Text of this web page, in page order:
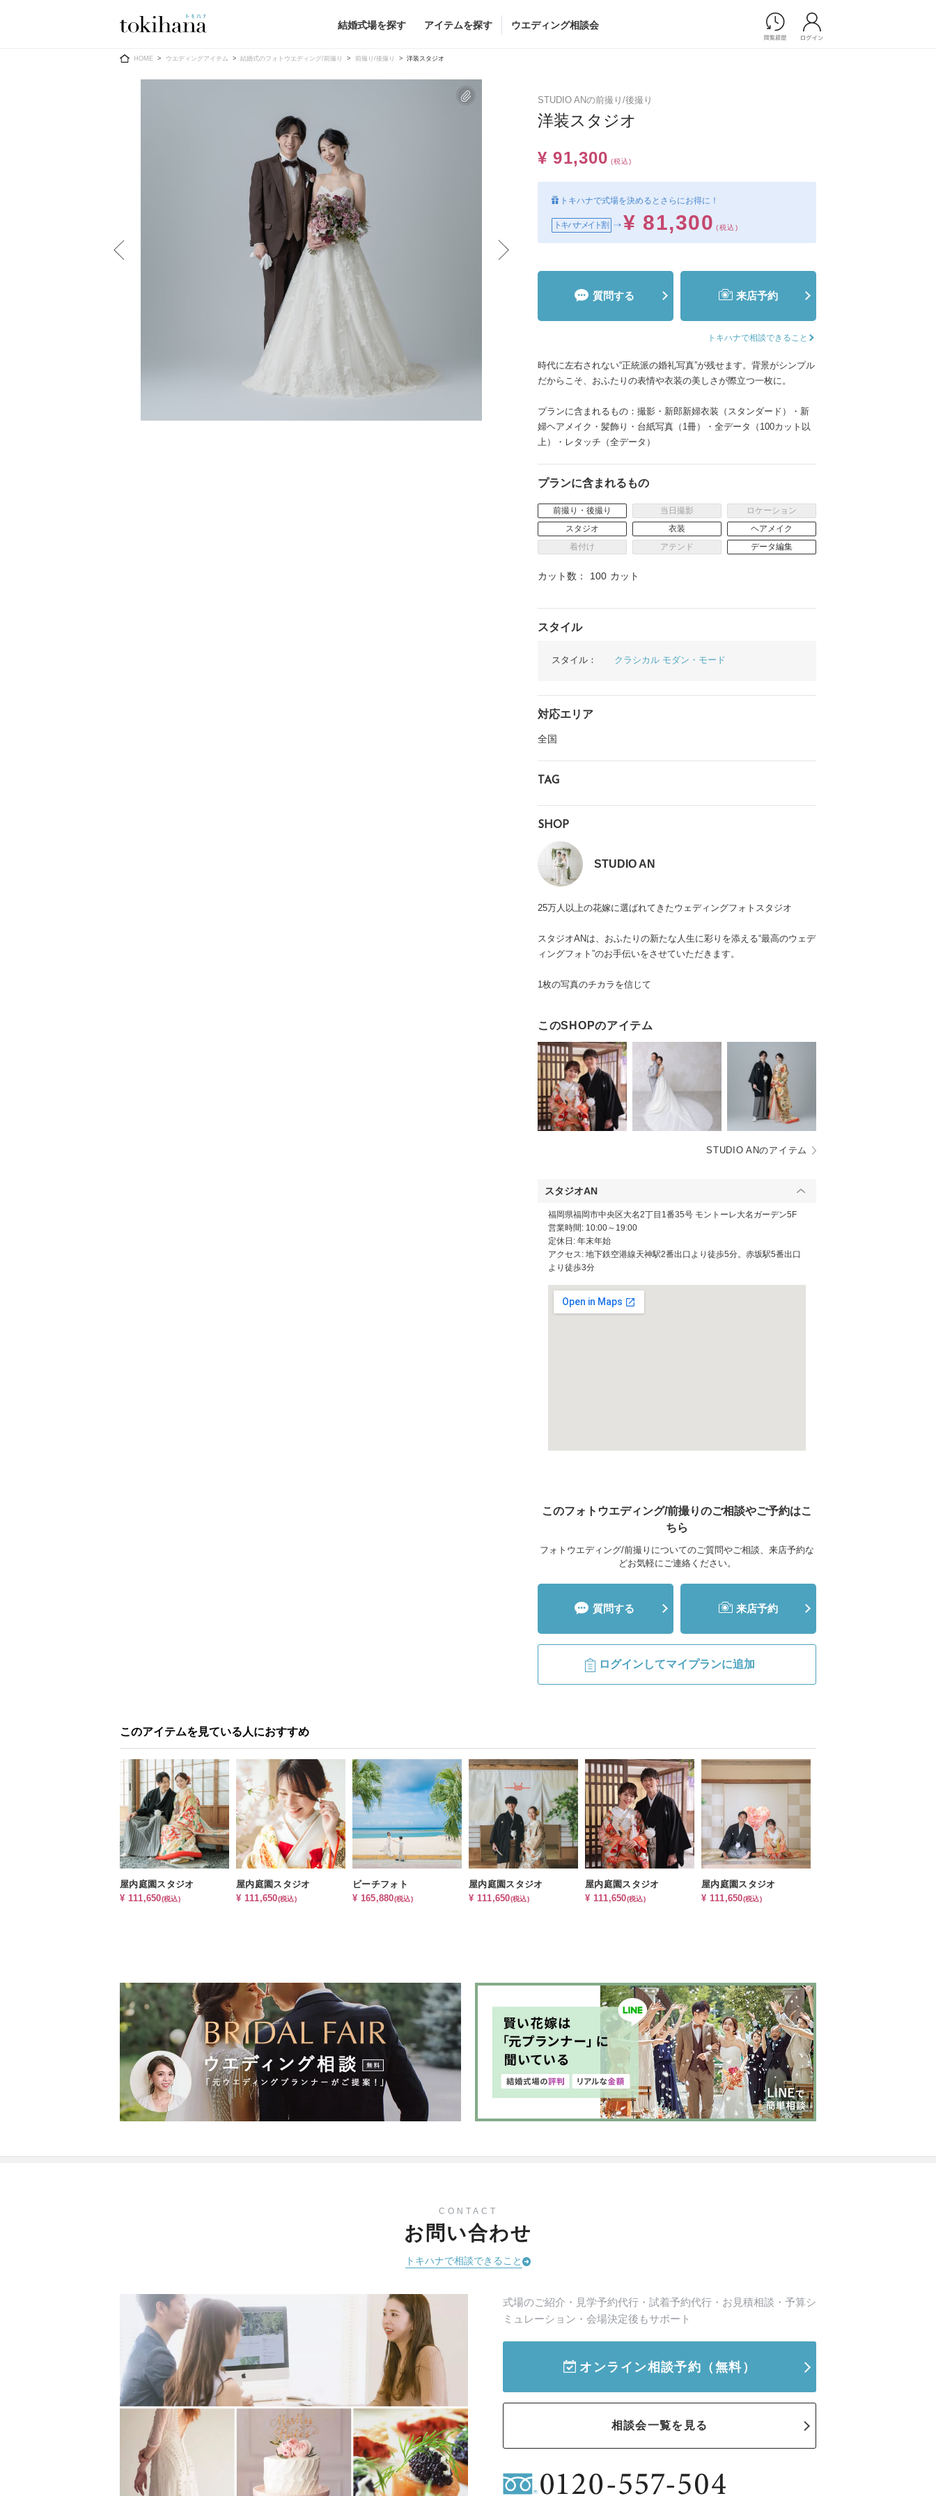
結婚式場を探す アイテムを探す
Ring Dress
ウエディングドレス
ウエディングドレス
（メーカー直
送）
カラードレス
カラードレス （メーカー直送）
和装
メンズ
メンズ （メーカー直送）
小物
すべてのアイテム
ドレスショップ一覧
Flower
ブライダルエステ
ブライダルエステショップ一覧
すべてのアイテム
ムービーショップ一覧
ウエディング相談会
HOME ウエディングアイテム 結婚式のフォトウエディング/前撮り 前撮り/後撮り 洋装スタジオ
STUDIO ANの前撮り/後撮り
洋装スタジオ
¥ 91,300 (税込)
トキハナで式場を決めるとさらにお得に！
トキハナメイト割 ¥ 81,300 (税込)
質問する 来店予約
トキハナで相談できること
時代に左右されない“正統派の婚礼写真”が残せます。背景がシンプル
だからこそ、おふたりの表情や衣装の美しさが際立つ一枚に。
プランに含まれるもの：撮影・新郎新婦衣装（スタンダード）・新
婦ヘアメイク・髪飾り・台紙写真（1冊）・全データ（100カット以
上）・レタッチ（全データ）
プランに含まれるもの
前撮り・後撮り 当日撮影
ロケーション
スタジオ
衣装
ヘアメイク
着付け
アテンド データ編集
カット数： 100 カット
スタイル
スタイル： クラシカル モダン・モード
対応エリア
全国
TAG
SHOP
STUDIO AN
25万人以上の花嫁に選ばれてきたウェディングフォトスタジオ
スタジオANは、おふたりの新たな人生に彩りを添える“最高のウェデ
ィングフォト”のお手伝いをさせていただきます。
1枚の写真のチカラを信じて
このSHOPのアイテム
STUDIO ANのアイテム
スタジオAN
福岡県福岡市中央区大名2丁目1番35号 モントーレ大名ガーデン5F
営業時間: 10:00～19:00
定休日: 年末年始
アクセス: 地下鉄空港線天神駅2番出口より徒歩5分。赤坂駅5番出口
より徒歩3分
このフォトウエディング/前撮りのご相談やご予約はこ
ちら
フォトウエディング/前撮りについてのご質問やご相談、来店予約な
どお気軽にご連絡ください。
質問する 来店予約
ログインしてマイプランに追加
このアイテムを見ている人におすすめ
屋内庭園スタジオ
¥ 111,650(税込)
屋内庭園スタジオ
¥ 111,650(税込)
ビーチフォト
¥ 165,880(税込)
屋内庭園スタジオ
¥ 111,650(税込)
屋内庭園スタジオ
¥ 111,650(税込)
屋内庭園スタジオ
¥ 111,650(税込)
CONTACT
お問い合わせ
トキハナで相談できること
式場のご紹介・見学予約代行・試着予約代行・お見積相談・予算シ
ミュレーション・会場決定後もサポート
オンライン相談予約 （無料）
相談会一覧を見る